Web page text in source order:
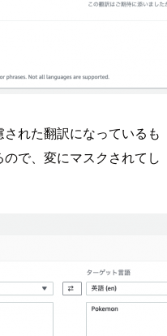
れた翻訳になっているも
で、変にマスクされてし